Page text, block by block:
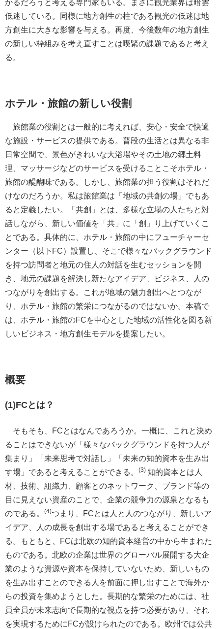
かるだろうと考える専門家もいる。まさに観光業界は暗雲
低迷している。同様に地方創生の柱である観光の低迷は地
方創生に大きな影響を与える。再度、今後数年の地方創生
の新しい枠組みを考え直すことは喫緊の課題であると考え
る。
ホテル・旅館の新しい役割
旅館業の役割とは一般的に考えれば、安心・安全で快適
な施設・サービスの提供である。普段の生活とは異なる非
日常空間で、景色がきれいな大浴場やその土地の郷土料
理、マッサージなどのサービスを受けることこそホテル・
旅館の醍醐味である。しかし、旅館業の担う役割はそれだ
けなのだろうか。私は旅館業は「地域の共創の場」でもあ
ると定義したい。「共創」とは、多様な立場の人たちと対
話しながら、新しい価値を「共」に「創」り上げていくこ
とである。具体的に、ホテル・旅館の中にフューチャーセ
ンター（以下FC）設置し、そこで様々なバックグラウンド
を持つ訪問者と地元の住人の対話を生むセッションを開
き、地元の課題を解決し新たなアイデア、ビジネス、人の
つながりを創出する。これが地域の魅力創出へとつなが
り、ホテル・旅館の繁栄につながるのではないか。本稿で
は、ホテル・旅館のFCを中心とした地域の活性化を図る新
しいビジネス・地方創生モデルを提案したい。
概要
(1)FCとは？
そもそも、FCとはなんであろうか。一概に、これと決め
ることはできないが「様々なバックグラウンドを持つ人が
集まり」「未来思考で対話し」「未来の知的資本を生み出
す場」であると考えることができる。
(3) 知的資本とは人
材、技術、組織力、顧客とのネットワーク、ブランド等の
目に見えない資産のことで、企業の競争力の源泉となるも
のである。
(4)つまり、FCとは人と人のつながり、新しいア
イデア、人の成長を創出する場であると考えることができ
る。もともと、FCは北欧の知的資本経営の中から生まれた
ものである。北欧の企業は世界のグローバル展開する大企
業のような資源や資本を保持していないため、新しいもの
を生み出すことのできる人を前面に押し出すことで海外か
らの投資を集めようとした。長期的な繁栄のためには、社
員全員が未来志向で長期的な視点を持つ必要があり、それ
を実現するためにFCが設けられたのである。欧州では公共